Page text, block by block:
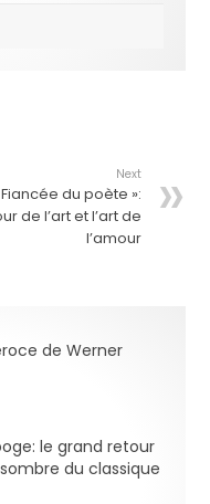
Next
Fiancée du poète »:
de l’art et l’art de
l’amour
de Werner
le grand retour
du classique